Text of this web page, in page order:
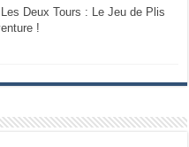
Deux Tours : Le Jeu de Plis
!